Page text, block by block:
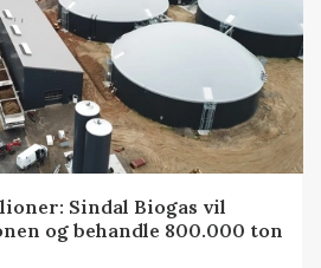
Sindal Biogas vil
og behandle 800.000 ton